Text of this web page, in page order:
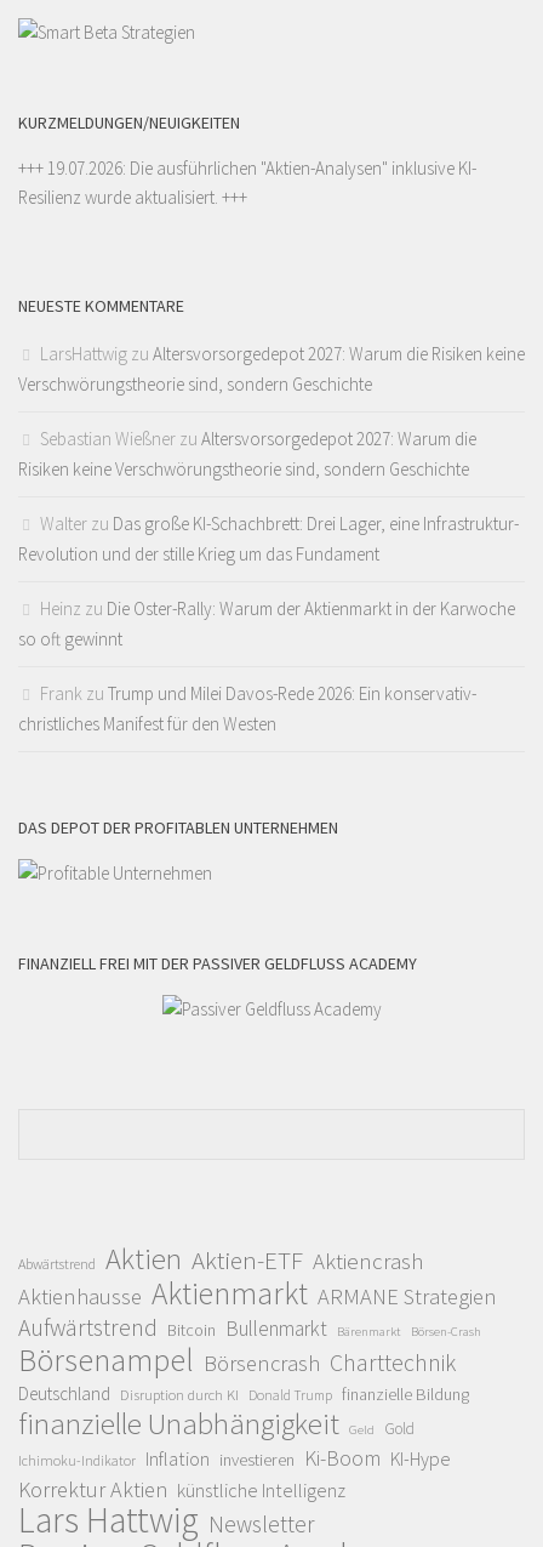
KURZMELDUNGEN/NEUIGKEITEN
+++ 19.07.2026: Die ausführlichen "Aktien-Analysen" inklusive KI-
Resilienz wurde aktualisiert. +++
NEUESTE KOMMENTARE
LarsHattwig zu Altersvorsorgedepot 2027: Warum die Risiken keine
Verschwörungstheorie sind, sondern Geschichte
Sebastian Wießner zu Altersvorsorgedepot 2027: Warum die
Risiken keine Verschwörungstheorie sind, sondern Geschichte
Walter zu Das große KI-Schachbrett: Drei Lager, eine Infrastruktur-
Revolution und der stille Krieg um das Fundament
Heinz zu Die Oster-Rally: Warum der Aktienmarkt in der Karwoche
so oft gewinnt
Frank zu Trump und Milei Davos-Rede 2026: Ein konservativ-
christliches Manifest für den Westen
DAS DEPOT DER PROFITABLEN UNTERNEHMEN
FINANZIELL FREI MIT DER PASSIVER GELDFLUSS ACADEMY
Abwärtstrend Aktien Aktien-ETF Aktiencrash
Aktienhausse Aktienmarkt ARMANE Strategien
Aufwärtstrend Bitcoin Bullenmarkt Bärenmarkt Börsen-Crash
Börsenampel Börsencrash Charttechnik
Deutschland Disruption durch KI Donald Trump finanzielle Bildung
finanzielle Unabhängigkeit Geld Gold
Ichimoku-Indikator Inflation investieren Ki-Boom KI-Hype
Korrektur Aktien künstliche Intelligenz
Lars Hattwig Newsletter